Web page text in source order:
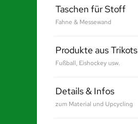
Taschen für Stoff
Fahne & Messewand
Produkte aus Trikots
Fußball, Eishockey usw.
Details & Infos
zum Material und Upcycling